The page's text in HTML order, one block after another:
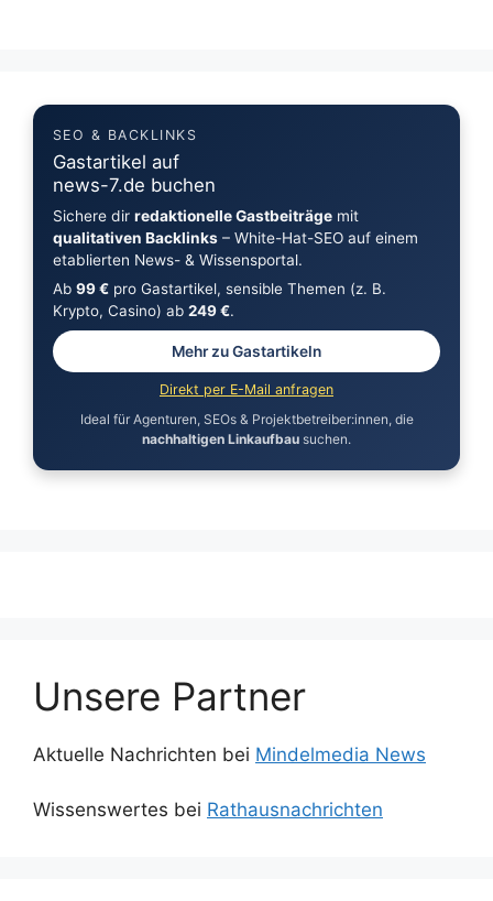
SEO & BACKLINKS
Gastartikel auf
news-7.de buchen
Sichere dir redaktionelle Gastbeiträgemit
qualitativen Backlinks– White-Hat-SEO auf einem
etablierten News- & Wissensportal.
Ab 99 €pro Gastartikel, sensible Themen (z. B.
Krypto, Casino) ab 249 €.
Mehr zu Gastartikeln
Direkt per E-Mail anfragen
Ideal für Agenturen, SEOs & Projektbetreiber:innen, die
nachhaltigen Linkaufbau suchen.
Unsere Partner
Aktuelle Nachrichten bei Mindelmedia News
Wissenswertes bei Rathausnachrichten